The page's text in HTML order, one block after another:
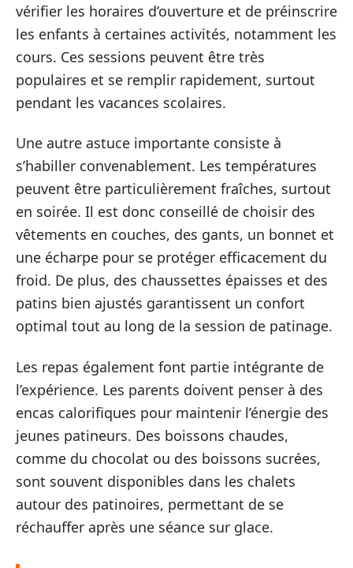
vérifier les horaires d’ouverture et de préinscrire
les enfants à certaines activités, notamment les
cours. Ces sessions peuvent être très
populaires et se remplir rapidement, surtout
pendant les vacances scolaires.
Une autre astuce importante consiste à
s’habiller convenablement. Les températures
peuvent être particulièrement fraîches, surtout
en soirée. Il est donc conseillé de choisir des
vêtements en couches, des gants, un bonnet et
une écharpe pour se protéger efficacement du
froid. De plus, des chaussettes épaisses et des
patins bien ajustés garantissent un confort
optimal tout au long de la session de patinage.
Les repas également font partie intégrante de
l’expérience. Les parents doivent penser à des
encas calorifiques pour maintenir l’énergie des
jeunes patineurs. Des boissons chaudes,
comme du chocolat ou des boissons sucrées,
sont souvent disponibles dans les chalets
autour des patinoires, permettant de se
réchauffer après une séance sur glace.